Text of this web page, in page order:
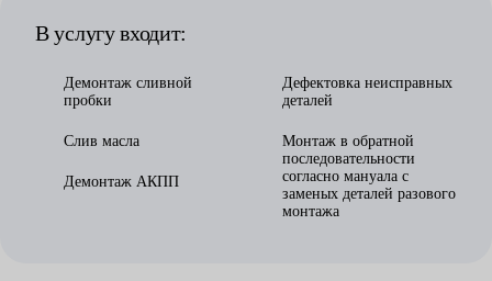
В услугу входит:
Демонтаж сливной
пробки
Слив масла
Демонтаж АКПП
Дефектовка неисправных
деталей
Монтаж в обратной
последовательности
согласно мануала с
заменых деталей разового
монтажа